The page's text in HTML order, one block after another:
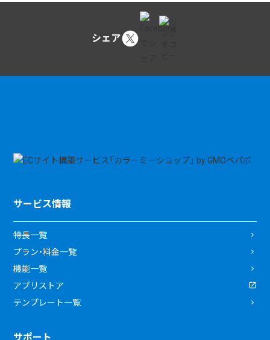
シェア
サービス情報
特長一覧
プラン・料金一覧
機能一覧
アプリストア
テンプレート一覧
サポート